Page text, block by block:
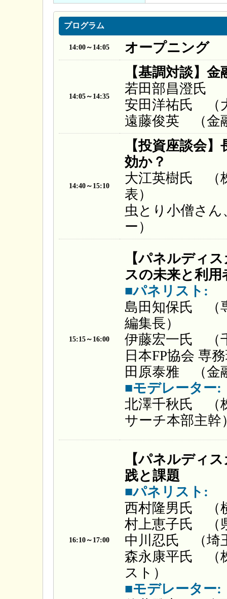
プログラム
14:00～14:05 オープニング
14:05～14:35
【基調対談】
若田部昌澄氏
安田洋祐氏 （
遠藤俊英 （金
14:40～15:10
【投資座談会
効か？
大江英樹氏 （
表）
虫とり小僧さ
ー）
15:15～16:00
【パネルディ
スの未来と利
■パネリスト:
島田知保氏 （
編集長）
伊藤宏一氏 （
日本FP協会 専
田原泰雅 （金
■モデレーター:
北澤千秋氏 （
サーチ本部主幹
16:10～17:00
【パネルディ
践と課題
■パネリスト:
西村隆男氏 （
村上恵子氏 （
中川忍氏 （埼
森永康平氏 （
スト）
■モデレーター: